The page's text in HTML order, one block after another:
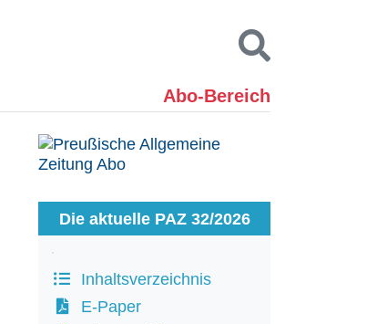
Abo-Bereich
Kontakt
Die aktuelle PAZ 32/2026
Inhaltsverzeichnis
E-Paper